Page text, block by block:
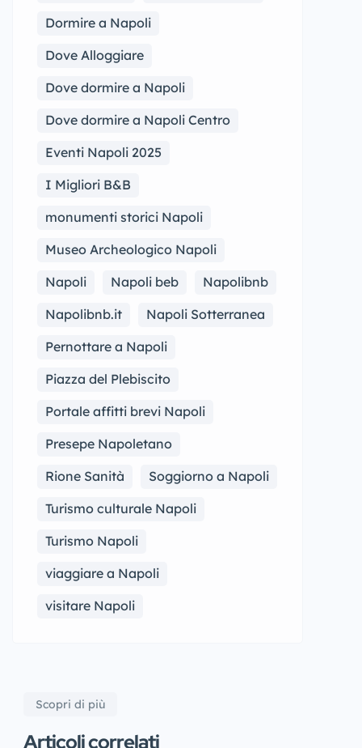
Dormire a Napoli
Dove Alloggiare
Dove dormire a Napoli
Dove dormire a Napoli Centro
Eventi Napoli 2025
I Migliori B&B
monumenti storici Napoli
Museo Archeologico Napoli
Napoli
Napoli beb
Napolibnb
Napolibnb.it
Napoli Sotterranea
Pernottare a Napoli
Piazza del Plebiscito
Portale affitti brevi Napoli
Presepe Napoletano
Rione Sanità
Soggiorno a Napoli
Turismo culturale Napoli
Turismo Napoli
viaggiare a Napoli
visitare Napoli
Scopri di più
Articoli correlati